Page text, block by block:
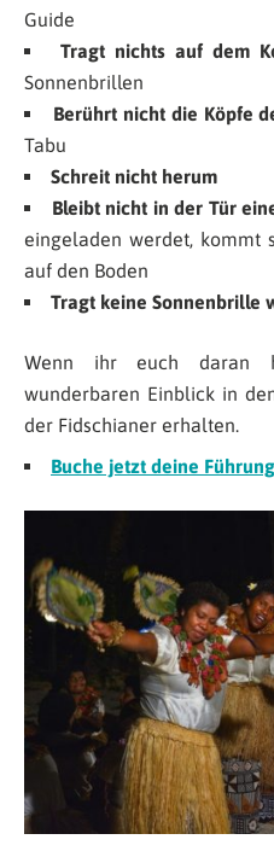
Guide
Tragt nichts auf dem
Sonnenbrillen
Berührt nicht die Köpfe
Tabu
Schreit nicht herum
Bleibt nicht in der Tür
eingeladen werdet, kommt
auf den Boden
Tragt keine Sonnenbrille
Wenn ihr euch daran
wunderbaren Einblick in
der Fidschianer erhalten.
Buche jetzt deine